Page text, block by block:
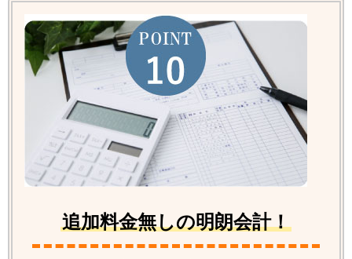
追加料金無しの明朗会計！